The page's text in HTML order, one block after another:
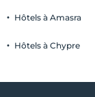
Hôtels à Amasra
Hôtels à Chypre